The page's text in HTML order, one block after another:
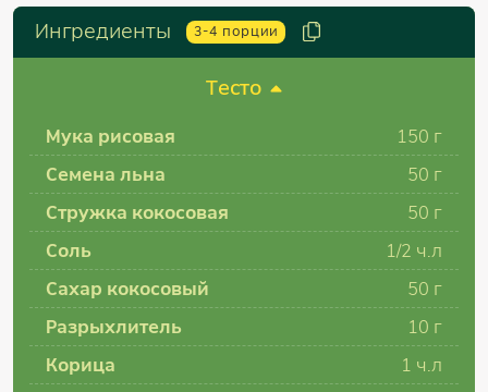
Ингредиенты 3-4 порции
Тесто
Мука рисовая 150 г
Семена льна
50 г
Стружка кокосовая
50 г
Соль
1/2 ч.л
Сахар кокосовый
50 г
Разрыхлитель
10 г
Корица
1 ч.л